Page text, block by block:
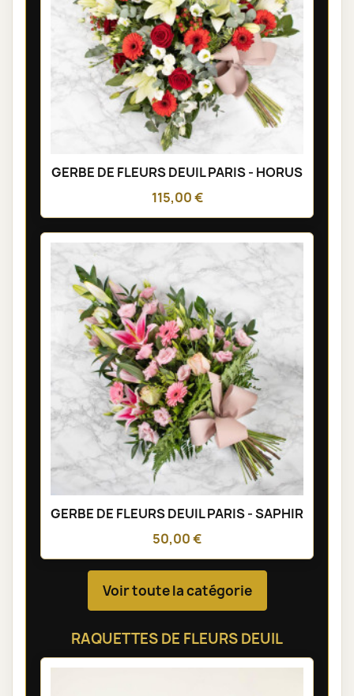
GERBE DE FLEURS DEUIL PARIS - HORUS
115,00 €
GERBE DE FLEURS DEUIL PARIS - SAPHIR
50,00 €
Voir toute la catégorie
RAQUETTES DE FLEURS DEUIL